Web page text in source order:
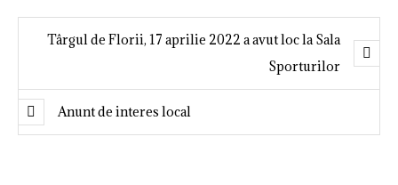
Târgul de Florii, 17 aprilie 2022 a avut loc la Sala
Sporturilor
Anunt de interes local